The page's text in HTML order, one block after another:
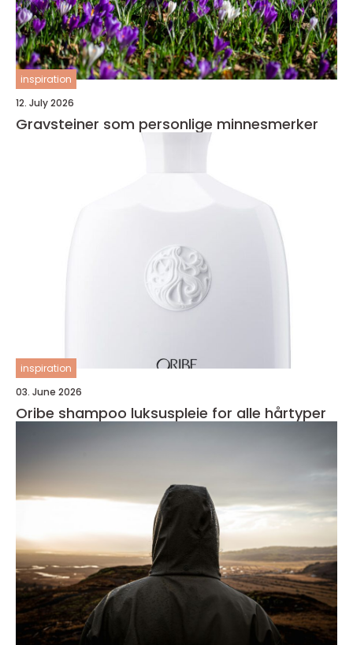
inspiration
12. July 2026
Gravsteiner som personlige minnesmerker
inspiration
03. June 2026
Oribe shampoo luksuspleie for alle hårtyper